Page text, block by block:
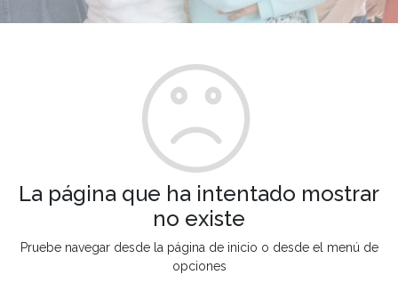
La página que ha intentado mostrar
no existe
Pruebe navegar desde la página de inicio o desde el menú de
opciones